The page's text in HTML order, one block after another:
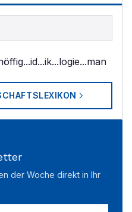
...id...ik...logie...man
der Woche direkt in Ihr